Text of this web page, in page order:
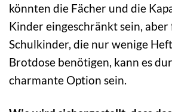
könnten die Fächer und die
Kinder eingeschränkt sein,
Schulkinder, die nur wenige
Brotdose benötigen, kann es
charmante Option sein.